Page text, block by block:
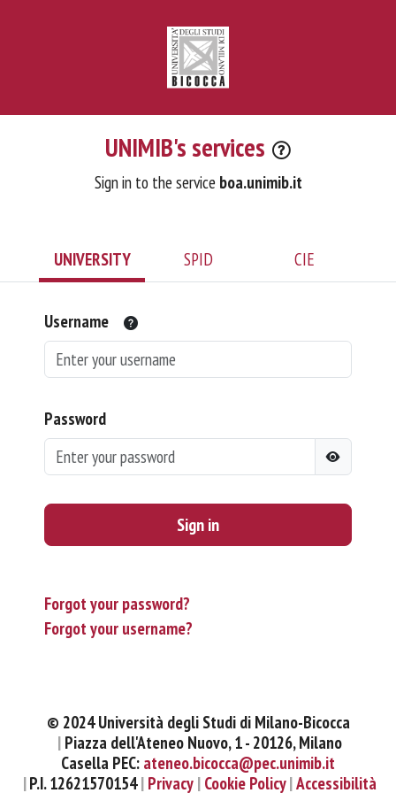
UNIMIB's services
Sign in to the service boa.unimib.it
UNIVERSITY SPID CIE
Username
Password
Sign in
Forgot your password?
Forgot your username?
© 2024 Università degli Studi di Milano-Bicocca
Piazza dell'Ateneo Nuovo, 1 - 20126, Milano
Casella PEC: ateneo.bicocca@pec.unimib.it
P.I. 12621570154 Privacy Cookie Policy Accessibilità